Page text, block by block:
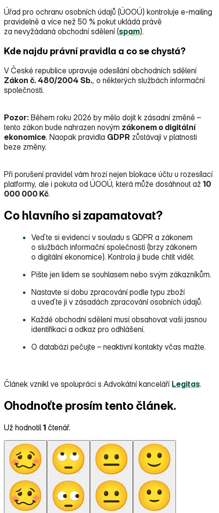
Úřad pro ochranu osobních údajů (ÚOOÚ) kontroluje e‑mailing
pravidelně a více než 50 % pokut ukládá právě
za nevyžádaná obchodní sdělení (spam).
Kde najdu právní pravidla a co se chystá?
V České republice upravuje odesílání obchodních sdělení
Zákon č. 480/2004 Sb., o některých službách informační
společnosti.
Pozor: Během roku 2026 by mělo dojít k zásadní změně –
tento zákon bude nahrazen novým zákonem o digitální
ekonomice. Naopak pravidla GDPR zůstávají v platnosti
beze změny.
Při porušení pravidel vám hrozí nejen blokace účtu u rozesílací
platformy, ale i pokuta od ÚOOÚ, která může dosáhnout až 10
000 000 Kč.
Co hlavního si zapamatovat?
Veďte si evidenci v souladu s GDPR a zákonem
o službách informační společnosti (brzy zákonem
o digitální ekonomice). Kontrola ji bude chtít vidět.
Pište jen lidem se souhlasem nebo svým zákazníkům.
Nastavte si dobu zpracování podle typu zboží
a uveďte ji v zásadách zpracování osobních údajů.
Každé obchodní sdělení musí obsahovat vaši jasnou
identifikaci a odkaz pro odhlášení.
O databázi pečujte – neaktivní kontakty včas mažte.
Článek vznikl ve spolupráci s Advokátní kanceláří Legitas.
Ohodnoťte prosím tento článek.
Už hodnotil 1 čtenář.